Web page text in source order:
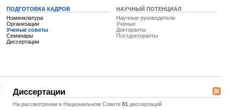
ПОДГОТОВКА КАДРОВ
Номенклатура
Организации
Ученые советы
Семинары
Диссертации
НАУЧНЫЙ ПОТЕНЦИАЛ
Научные руководители
Ученые
Докторанты
Постдокторанты
Диссертации
На рассмотрении в Национальном Совете 81 диссертаций